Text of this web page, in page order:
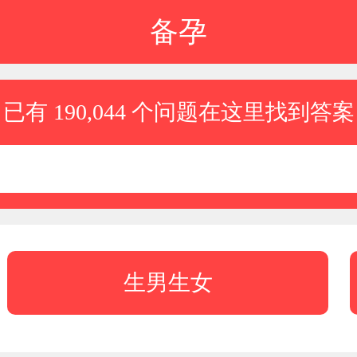
备孕
已有 190,044 个问题在这里找到答案
生男生女